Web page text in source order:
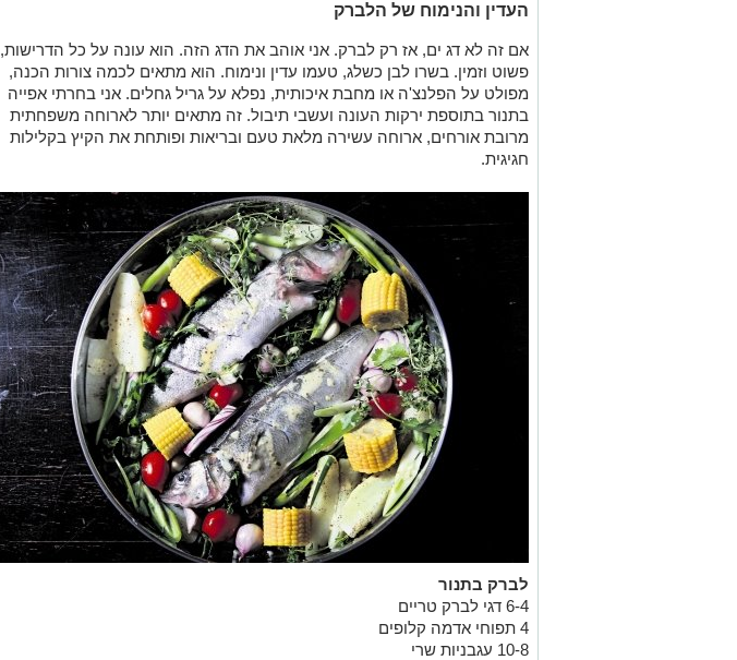
העדין והנימוח של הלברק
אם זה לא דג ים, אז רק לברק. אני אוהב את הדג הזה. הוא עונה על כל הדרישות,
פשוט וזמין. בשרו לבן כשלג, טעמו עדין ונימוח. הוא מתאים לכמה צורות הכנה,
מפולט על הפלנצ'ה או מחבת איכותית, נפלא על גריל גחלים. אני בחרתי אפייה
בתנור בתוספת ירקות העונה ועשבי תיבול. זה מתאים יותר לארוחה משפחתית
מרובת אורחים, ארוחה עשירה מלאת טעם ובריאות ופותחת את הקיץ בקלילות
חגיגית.
לברק בתנור
6-4 דגי לברק טריים
4 תפוחי אדמה קלופים
10-8 עגבניות שרי